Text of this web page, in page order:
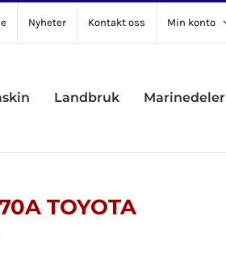
Nyheter Kontakt oss Min konto
Landbruk Marinedeler
TOYOTA